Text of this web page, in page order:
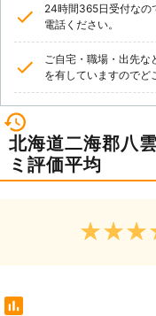
24時間365日受付なの
電話ください。
ご自宅・職場・出先
を有していますのでど
北海道二海郡八
ミ評価平均